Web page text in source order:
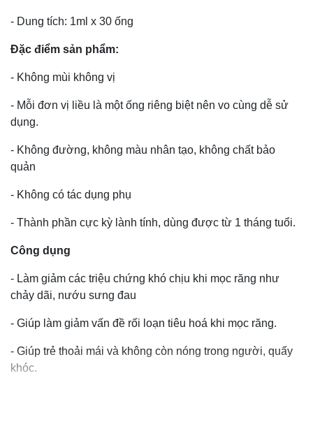
- Dung tích: 1ml x 30 ống
Đặc điểm sản phẩm:
- Không mùi không vị
- Mỗi đơn vị liều là một ống riêng biệt nên vo cùng dễ sử
dụng.
- Không đường, không màu nhân tạo, không chất bảo
quản
- Không có tác dụng phụ
- Thành phần cực kỳ lành tính, dùng được từ 1 tháng tuổi.
Công dụng
- Làm giảm các triệu chứng khó chịu khi mọc răng như
chảy dãi, nướu sưng đau
- Giúp làm giảm vấn đề rối loạn tiêu hoá khi mọc răng.
- Giúp trẻ thoải mái và không còn nóng trong người, quấy
khóc.